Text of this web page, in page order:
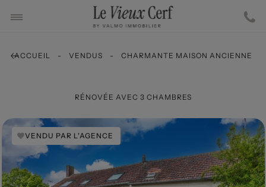
ACCUEIL VENDUS CHARMANTE MAISON ANCIENNE
RÉNOVÉE AVEC 3 CHAMBRES
VENDU PAR L'AGENCE